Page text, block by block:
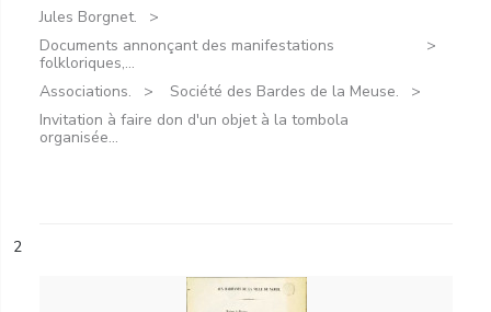
Jules Borgnet.
Documents annonçant des manifestations
folkloriques,...
Associations.
Société des Bardes de la Meuse.
Invitation à faire don d'un objet à la tombola
organisée...
2